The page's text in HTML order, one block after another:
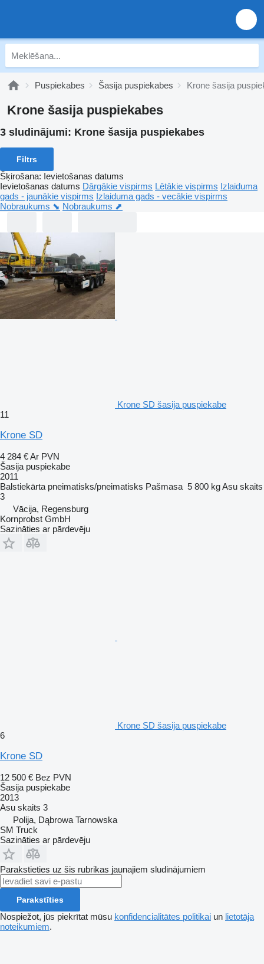
Puspiekabes Šasija puspiekabes Krone šasija
Krone šasija puspiekabes
3 sludinājumi: Krone šasija puspiekabes
Filtrs
Šķirošana: Ievietošanas datums
Ievietošanas datums Dārgākie vispirms Lētākie vispirms Izlaiduma
gads - jaunākie vispirms Izlaiduma gads - vecākie vispirms
Nobraukums ⬊ Nobraukums ⬈
Krone SD šasija puspiekabe
11
Krone SD
4 284 €Ar PVN
Šasija puspiekabe
2011
Balstiekārta pneimatisks/pneimatisks Pašmasa 5 800 kgAsu skaits
3
Vācija, Regensburg
Kornprobst GmbH
Sazināties ar pārdevēju
Krone SD šasija puspiekabe
6
Krone SD
12 500 € Bez PVN
Šasija puspiekabe
2013
Asu skaits 3
Polija, Dąbrowa Tarnowska
SM Truck
Sazināties ar pārdevēju
Parakstieties uz šis rubrikas jaunajiem sludinājumiem
Parakstīties
Nospiežot, jūs piekrītat mūsu konfidencialitātes politikai un lietotāja
noteikumiem.